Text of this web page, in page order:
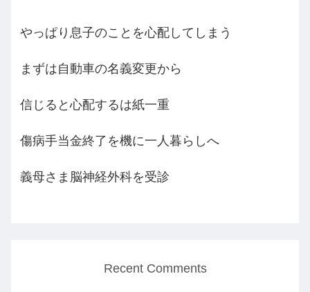
やっぱり息子のことを心配してしまう
まずは自動車の名義変更から
信じると心配するは紙一重
傷病手当金終了を機に一人暮らしへ
義母さま脳神経外科を受診
Recent Comments